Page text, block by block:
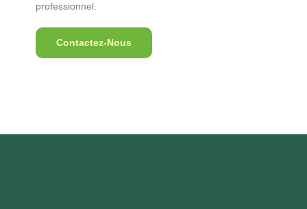
professionnel.
Contactez-Nous